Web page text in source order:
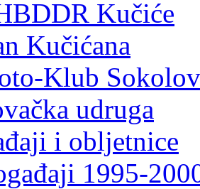
Kučiće
Kučićana
Klub
udruga
i obljetnice
1995-